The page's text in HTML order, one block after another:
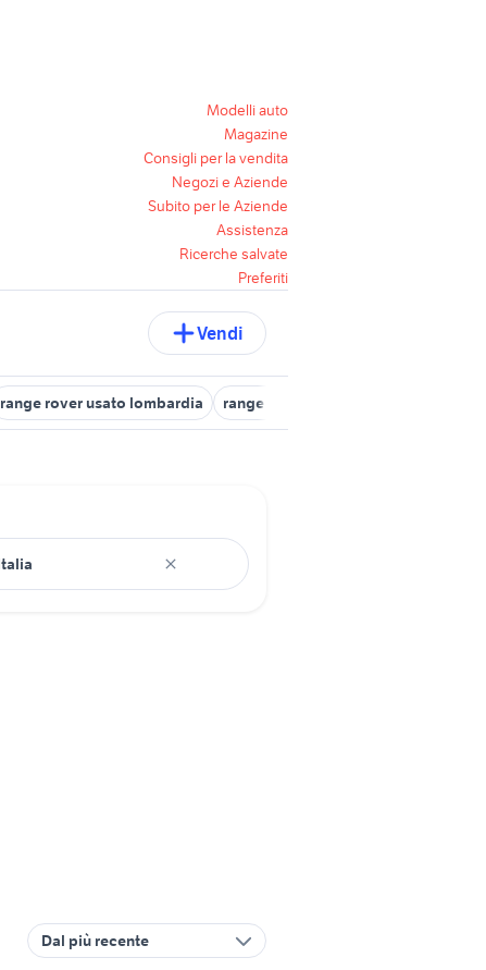
Modelli auto
Magazine
Consigli per la vendita
Negozi e Aziende
Subito per le Aziende
Assistenza
Ricerche salvate
Preferiti
Vendi
range rover usato lombardia range rover 4x4
Dal più recente